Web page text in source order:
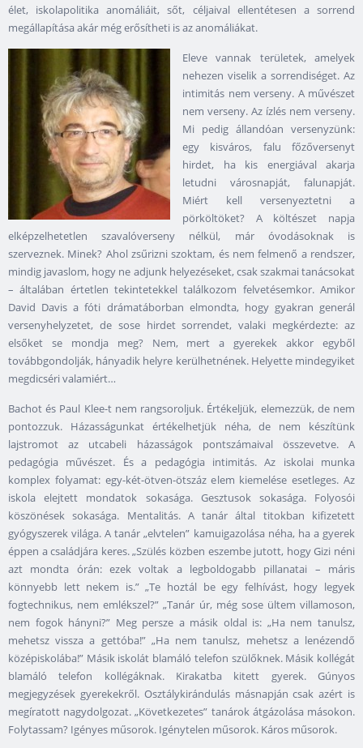
élet, iskolapolitika anomáliáit, sőt, céljaival ellentétesen a sorrend
megállapítása akár még erősítheti is az anomáliákat.
Eleve vannak területek, amelyek
nehezen viselik a sorrendiséget. Az
intimitás nem verseny. A művészet
nem verseny. Az ízlés nem verseny.
Mi pedig állandóan versenyzünk:
egy kisváros, falu főzőversenyt
hirdet, ha kis energiával akarja
letudni városnapját, falunapját.
Miért kell versenyeztetni a
pörköltöket? A költészet napja
elképzelhetetlen szavalóverseny nélkül, már óvodásoknak is
szerveznek. Minek? Ahol zsűrizni szoktam, és nem felmenő a rendszer,
mindig javaslom, hogy ne adjunk helyezéseket, csak szakmai tanácsokat
– általában értetlen tekintetekkel találkozom felvetésemkor. Amikor
David Davis a fóti drámatáborban elmondta, hogy gyakran generál
versenyhelyzetet, de sose hirdet sorrendet, valaki megkérdezte: az
elsőket se mondja meg? Nem, mert a gyerekek akkor egyből
továbbgondolják, hányadik helyre kerülhetnének. Helyette mindegyiket
megdicséri valamiért…
Bachot és Paul Klee-t nem rangsoroljuk. Értékeljük, elemezzük, de nem
pontozzuk. Házasságunkat értékelhetjük néha, de nem készítünk
lajstromot az utcabeli házasságok pontszámaival összevetve. A
pedagógia művészet. És a pedagógia intimitás. Az iskolai munka
komplex folyamat: egy-két-ötven-ötszáz elem kiemelése esetleges. Az
iskola elejtett mondatok sokasága. Gesztusok sokasága. Folyosói
köszönések sokasága. Mentalitás. A tanár által titokban kifizetett
gyógyszerek világa. A tanár „elvtelen” kamuigazolása néha, ha a gyerek
éppen a családjára keres. „Szülés közben eszembe jutott, hogy Gizi néni
azt mondta órán: ezek voltak a legboldogabb pillanatai – máris
könnyebb lett nekem is.” „Te hoztál be egy felhívást, hogy legyek
fogtechnikus, nem emlékszel?” „Tanár úr, még sose ültem villamoson,
nem fogok hányni?” Meg persze a másik oldal is: „Ha nem tanulsz,
mehetsz vissza a gettóba!” „Ha nem tanulsz, mehetsz a lenézendő
középiskolába!” Másik iskolát blamáló telefon szülőknek. Másik kollégát
blamáló telefon kollégáknak. Kirakatba kitett gyerek. Gúnyos
megjegyzések gyerekekről. Osztálykirándulás másnapján csak azért is
megíratott nagydolgozat. „Következetes” tanárok átgázolása másokon.
Folytassam? Igényes műsorok. Igénytelen műsorok. Káros műsorok.